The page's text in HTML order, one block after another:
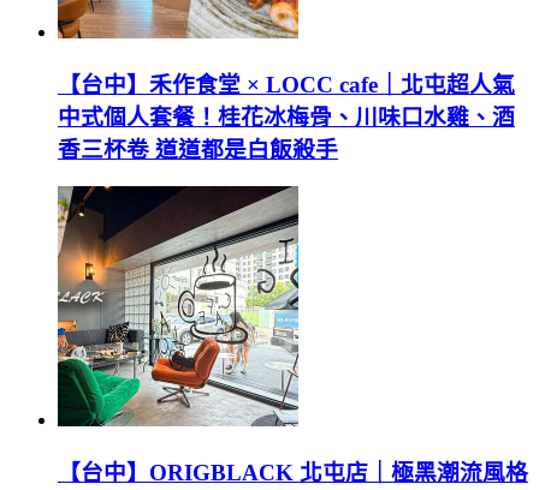
【台中】禾作食堂 × LOCC cafe｜北屯超人氣
中式個人套餐！桂花冰梅骨、川味口水雞、酒
香三杯卷 道道都是白飯殺手
【台中】ORIGBLACK 北屯店｜極黑潮流風格